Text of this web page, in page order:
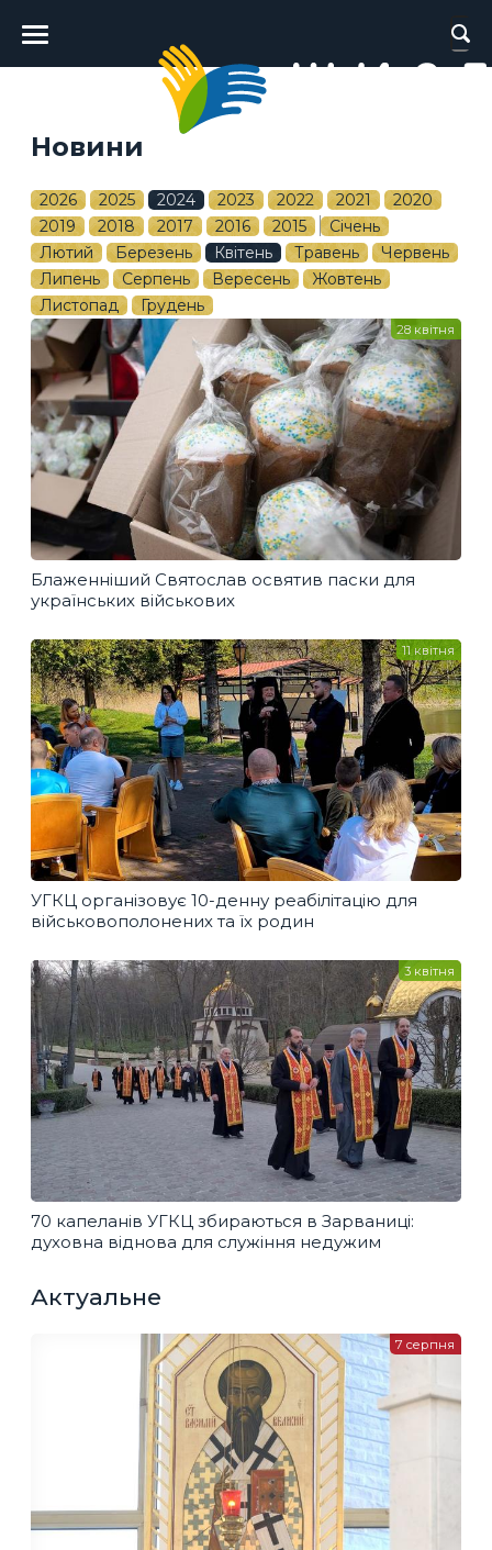
Головне
меню
Новини
2026 2025 2024 2023 2022 2021
2020
2019
2018 2017 2016 2015
Січень
Лютий
Березень Квітень Травень
Червень
Липень
Серпень Вересень
Жовтень
Листопад
Грудень
Блаженніший Святослав освятив паски для
українських військових
28 квітня
УГКЦ організовує 10-денну реабілітацію для
військовополонених та їх родин
11 квітня
70 капеланів УГКЦ збираються в Зарваниці:
духовна віднова для служіння недужим
3 квітня
Актуальне
7 серпня